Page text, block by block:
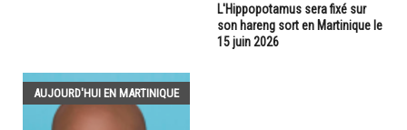
L'Hippopotamus sera fixé sur
son hareng sort en Martinique le
15 juin 2026
AUJOURD'HUI EN MARTINIQUE